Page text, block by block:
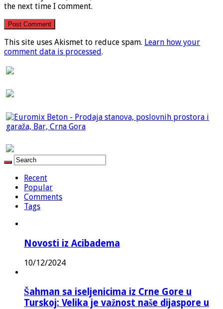
the next time I comment.
This site uses Akismet to reduce spam. Learn how your
comment data is processed.
Recent
Popular
Comments
Tags
Novosti iz Acibadema
10/12/2024
Šahman sa iseljenicima iz Crne Gore u
Turskoj: Velika je važnost naše dijaspore u